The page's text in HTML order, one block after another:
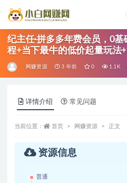
纪主任·拼多多年费会员，0
程+当下最牛的低价起量玩法
网赚资源 3 年前 0 1.1K
详情介绍 常见问题
当前位置： 首页 网赚资源 正文
资源信息
普通